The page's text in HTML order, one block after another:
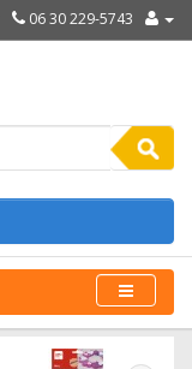
06 30 229-5743